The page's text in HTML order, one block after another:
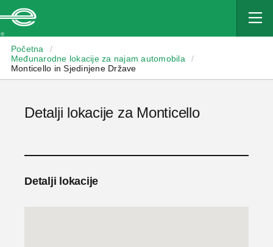
Početna
/
Međunarodne lokacije za najam automobila
/
Monticello in Sjedinjene Države
Detalji lokacije za Monticello
Detalji lokacije